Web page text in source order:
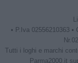
• P.Iva 02556210363
Tutti i loghi e marchi
Parma2000.it